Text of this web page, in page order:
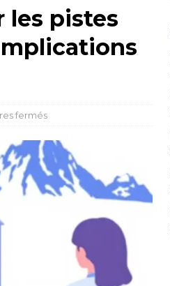
les pistes
fermés